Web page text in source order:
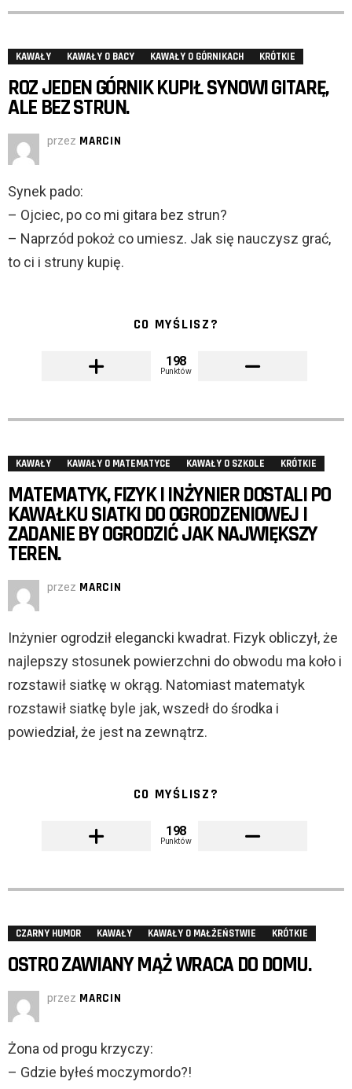
KAWAŁY KAWAŁY O BACY KAWAŁY O GÓRNIKACH KRÓTKIE
ROZ JEDEN GÓRNIK KUPIŁ SYNOWI GITARĘ,
ALE BEZ STRUN.
przez MARCIN
Synek pado:
– Ojciec, po co mi gitara bez strun?
– Naprzód pokoż co umiesz. Jak się nauczysz grać,
to ci i struny kupię.
CO MYŚLISZ?
198
Punktów
KAWAŁY KAWAŁY O MATEMATYCE KAWAŁY O SZKOLE KRÓTKIE
MATEMATYK, FIZYK I INŻYNIER DOSTALI PO
KAWAŁKU SIATKI DO OGRODZENIOWEJ I
ZADANIE BY OGRODZIĆ JAK NAJWIĘKSZY
TEREN.
przez MARCIN
Inżynier ogrodził elegancki kwadrat. Fizyk obliczył, że
najlepszy stosunek powierzchni do obwodu ma koło i
rozstawił siatkę w okrąg. Natomiast matematyk
rozstawił siatkę byle jak, wszedł do środka i
powiedział, że jest na zewnątrz.
CO MYŚLISZ?
198
Punktów
CZARNY HUMOR KAWAŁY KAWAŁY O MAŁŻEŃSTWIE KRÓTKIE
OSTRO ZAWIANY MĄŻ WRACA DO DOMU.
przez MARCIN
Żona od progu krzyczy:
– Gdzie byłeś moczymordo?!